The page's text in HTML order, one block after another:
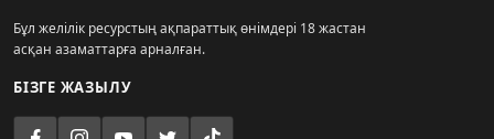
Бұл желілік ресурстың ақпараттық өнімдері 18 жастан
асқан азаматтарға арналған.
БІЗГЕ ЖАЗЫЛУ